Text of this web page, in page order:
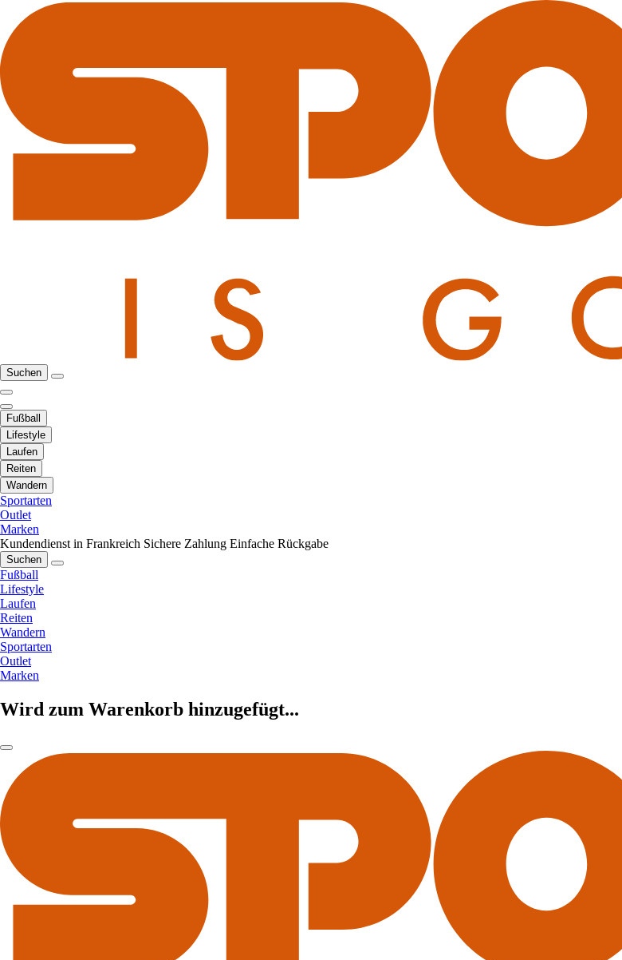
Suchen
Fußball
Lifestyle
Laufen
Reiten
Wandern
Sportarten
Outlet
Marken
Kundendienst in Frankreich Sichere Zahlung Einfache Rückgabe
Suchen
Fußball
Lifestyle
Laufen
Reiten
Wandern
Sportarten
Outlet
Marken
Wird zum Warenkorb hinzugefügt...